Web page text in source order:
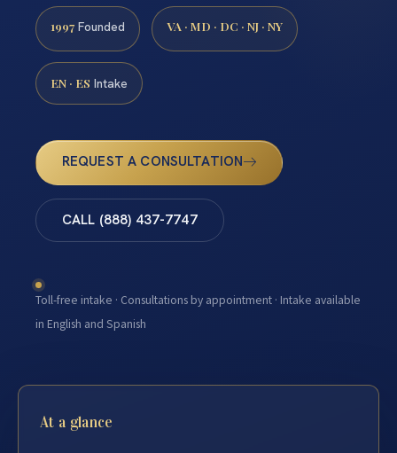
1997 Founded VA · MD · DC · NJ · NY
EN · ES Intake
REQUEST A CONSULTATION
CALL (888) 437-7747
Toll-free intake · Consultations by appointment · Intake available
in English and Spanish
At a glance